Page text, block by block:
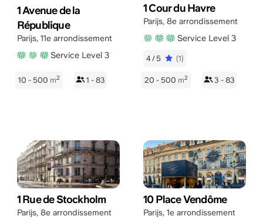
1 Avenue de la
République
Parijs, 11e arrondissement
Service Level 3
10 - 500 m2 1 - 83
1 Cour du Havre
Parijs, 8e arrondissement
Service Level 3
4/5 (1)
20 - 500 m2 3 - 83
1 Rue de Stockholm
Parijs, 8e arrondissement
10 Place Vendôme
Parijs, 1e arrondissement